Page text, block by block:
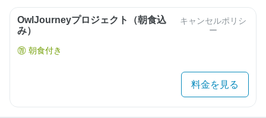
OwlJourneyプロジェクト（朝食込
み）
キャンセルポリシ
ー
朝食付き
料金を見る